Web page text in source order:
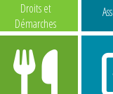
Droits et
Démarches